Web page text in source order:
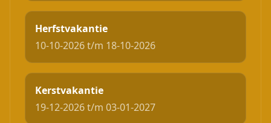
Herfstvakantie
10-10-2026 t/m 18-10-2026
Kerstvakantie
19-12-2026 t/m 03-01-2027